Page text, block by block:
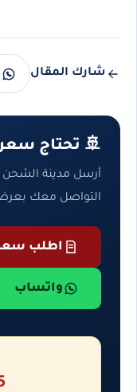
شارك المقال
🚢 تحتاج
أرسل مدينة الشحن
التواصل معك
اطلب
واتساب